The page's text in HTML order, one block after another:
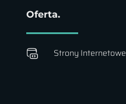
Oferta.
Strony Internetowe